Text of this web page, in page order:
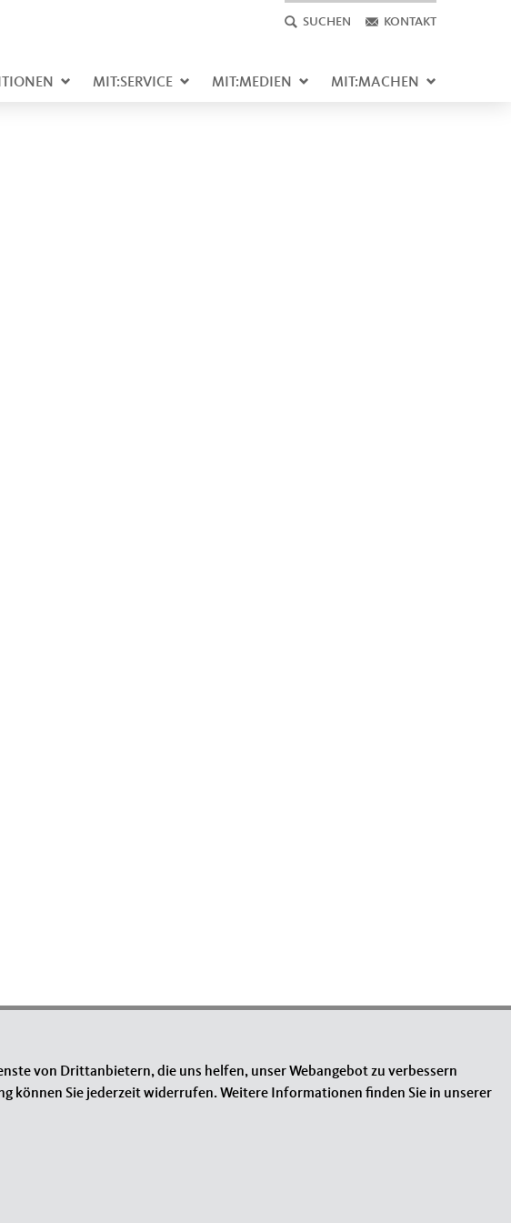
SUCHEN KONTAKT
MIT:SERVICE MIT:MEDIEN MIT:MACHEN
von Drittanbietern, die uns helfen, unser Webangebot zu verbessern
können Sie jederzeit widerrufen. Weitere Informationen finden Sie in unserer